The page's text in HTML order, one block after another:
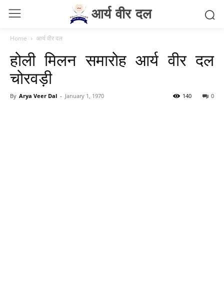
आर्य वीर दल
Home आर्य वीर दल
होली मिलन समारोह आर्य वीर दल
चोरवड़ी
By Arya Veer Dal - January 1, 1970 0
140